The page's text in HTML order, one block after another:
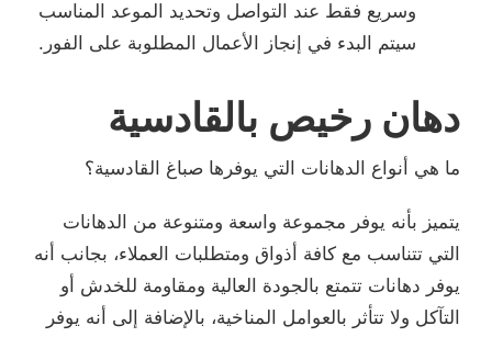
وسريع فقط عند التواصل وتحديد الموعد المناسب
سيتم البدء في إنجاز الأعمال المطلوبة على الفور.
دهان رخيص بالقادسية
ما هي أنواع الدهانات التي يوفرها صباغ القادسية؟
يتميز بأنه يوفر مجموعة واسعة ومتنوعة من الدهانات
التي تتناسب مع كافة أذواق ومتطلبات العملاء، بجانب أنه
يوفر دهانات تتمتع بالجودة العالية ومقاومة للخدش أو
التآكل ولا تتأثر بالعوامل المناخية، بالإضافة إلى أنه يوفر